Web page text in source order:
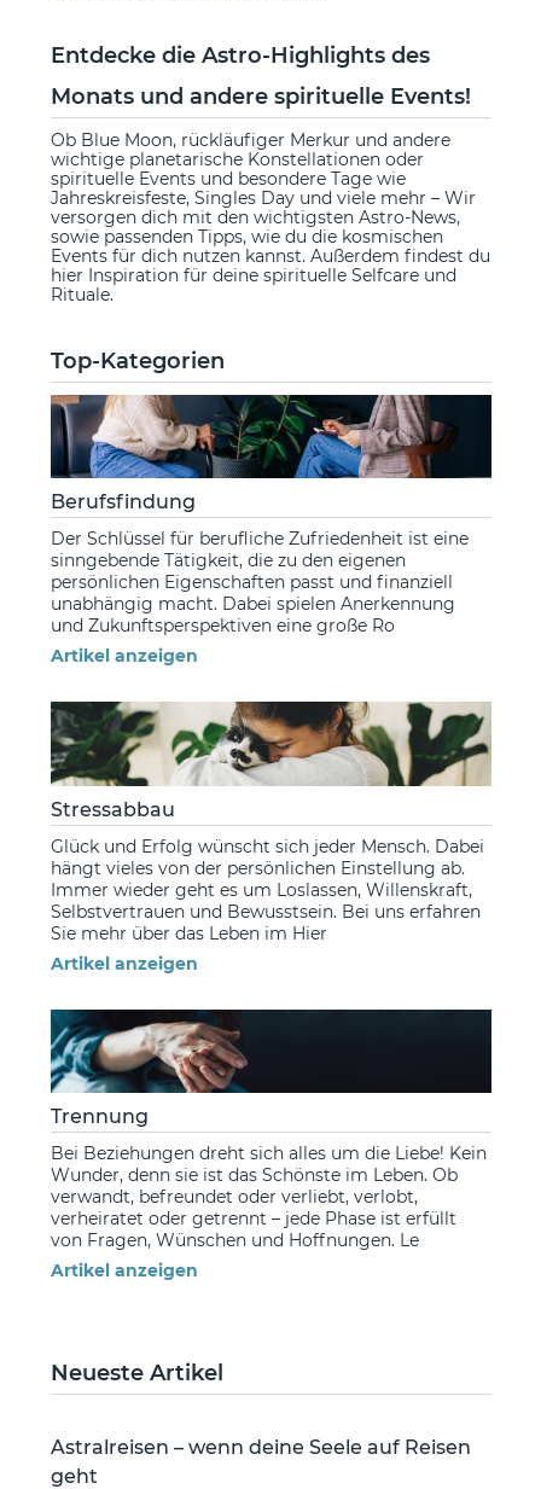
Entdecke die Astro-Highlights des
Monats und andere spirituelle Events!
Ob Blue Moon, rückläufiger Merkur und andere
wichtige planetarische Konstellationen oder
spirituelle Events und besondere Tage wie
Jahreskreisfeste, Singles Day und viele mehr – Wir
versorgen dich mit den wichtigsten Astro-News,
sowie passenden Tipps, wie du die kosmischen
Events für dich nutzen kannst. Außerdem findest du
hier Inspiration für deine spirituelle Selfcare und
Rituale.
Top-Kategorien
Berufsfindung
Der Schlüssel für berufliche Zufriedenheit ist eine
sinngebende Tätigkeit, die zu den eigenen
persönlichen Eigenschaften passt und finanziell
unabhängig macht. Dabei spielen Anerkennung
und Zukunftsperspektiven eine große Ro
Artikel anzeigen
Stressabbau
Glück und Erfolg wünscht sich jeder Mensch. Dabei
hängt vieles von der persönlichen Einstellung ab.
Immer wieder geht es um Loslassen, Willenskraft,
Selbstvertrauen und Bewusstsein. Bei uns erfahren
Sie mehr über das Leben im Hier
Artikel anzeigen
Trennung
Bei Beziehungen dreht sich alles um die Liebe! Kein
Wunder, denn sie ist das Schönste im Leben. Ob
verwandt, befreundet oder verliebt, verlobt,
verheiratet oder getrennt – jede Phase ist erfüllt
von Fragen, Wünschen und Hoffnungen. Le
Artikel anzeigen
Neueste Artikel
Astralreisen – wenn deine Seele auf Reisen
geht